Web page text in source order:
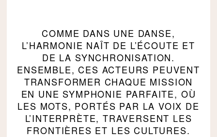
COMME DANS UNE DANSE,
L’HARMONIE NAÎT DE L’ÉCOUTE ET
DE LA SYNCHRONISATION.
ENSEMBLE, CES ACTEURS PEUVENT
TRANSFORMER CHAQUE MISSION
EN UNE SYMPHONIE PARFAITE, OÙ
LES MOTS, PORTÉS PAR LA VOIX DE
L’INTERPRÈTE, TRAVERSENT LES
FRONTIÈRES ET LES CULTURES.